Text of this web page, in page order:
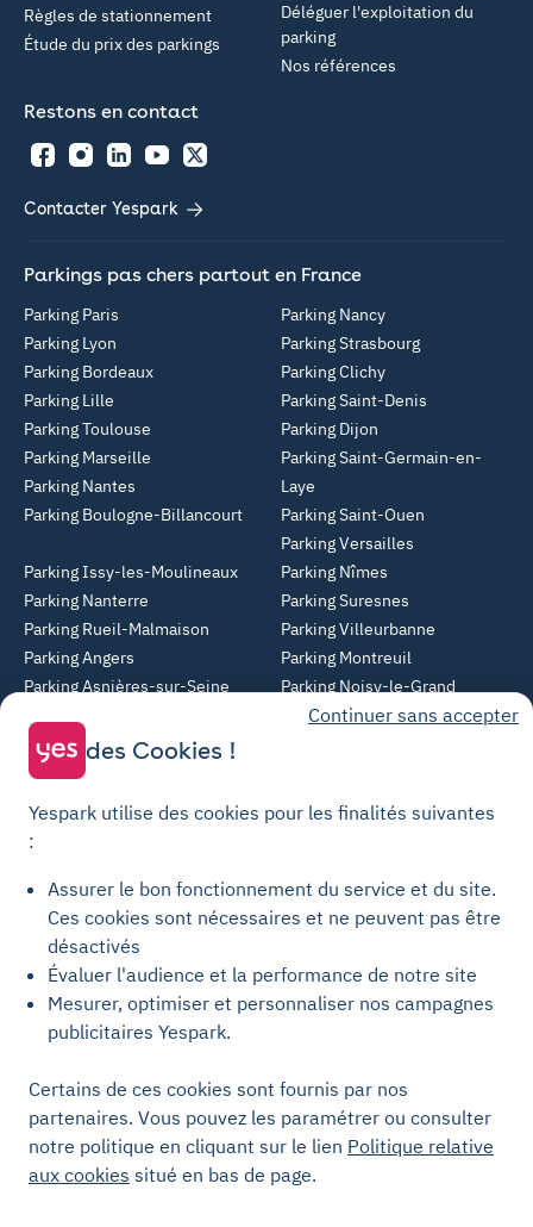
Déléguer l'exploitation du
parking
Nos références
Règles de stationnement
Étude du prix des parkings
Restons en contact
FacebookInstagramLinkedInYouTubeTwitter
Contacter Yespark
Parkings pas chers partout en France
Parking Paris
Parking Lyon
Parking Bordeaux
Parking Lille
Parking Toulouse
Parking Marseille
Parking Nantes
Parking Boulogne-Billancourt
Parking Nancy
Parking Strasbourg
Parking Clichy
Parking Saint-Denis
Parking Dijon
Parking Saint-Germain-en-
Laye
Parking Saint-Ouen
Parking Versailles
Parking Issy-les-Moulineaux
Parking Nanterre
Parking Rueil-Malmaison
Parking Angers
Parking Asnières-sur-Seine
Parking Courbevoie
Parking Metz
Parking Nîmes
Parking Suresnes
Parking Villeurbanne
Parking Montreuil
Parking Noisy-le-Grand
Parking Clermont-Ferrand
Yespark SAS, titulaire de la carte pro n°CPI 7501 2017 000 019 582 portant
les mentions "Gestion Immobilière" et "Transaction" délivrée par la CCI de
Conditions générales de vente Stationnement
Conditions générales de vente Recharge
Politique de confidentialité
Politique relative aux cookies
Paramètres des cookies
Mentions légales
Continuer sans accepter
des Cookies !
Yespark utilise des cookies pour les finalités suivantes
:
Assurer le bon fonctionnement du service et du site.
Ces cookies sont nécessaires et ne peuvent pas être
désactivés
Évaluer l'audience et la performance de notre site
Mesurer, optimiser et personnaliser nos campagnes
publicitaires Yespark.
Certains de ces cookies sont fournis par nos
partenaires. Vous pouvez les paramétrer ou consulter
notre politique en cliquant sur le lien Politique relative
aux cookies situé en bas de page.